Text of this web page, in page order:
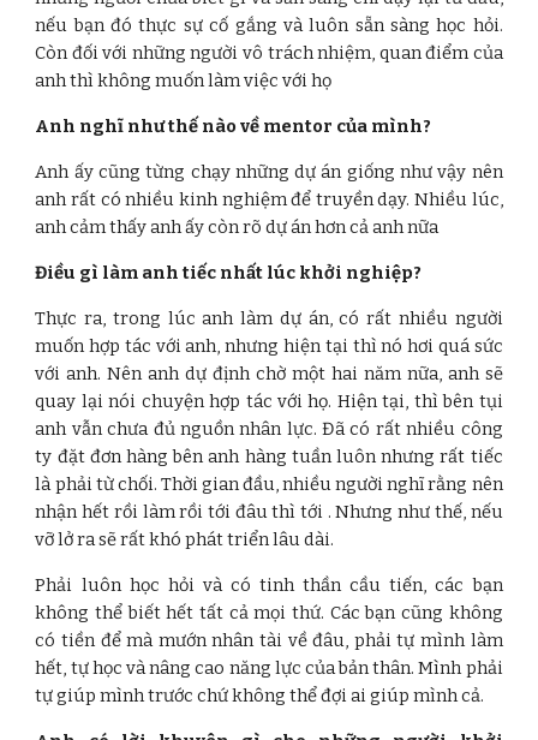
nếu bạn đó thực sự cố gắng và luôn sẵn sàng học hỏi.
Còn đối với những người vô trách nhiệm, quan điểm của
anh thì không muốn làm việc với họ
Anh nghĩ như thế nào về mentor của mình?
Anh ấy cũng từng chạy những dự án giống như vậy nên
anh rất có nhiều kinh nghiệm để truyền dạy. Nhiều lúc,
anh cảm thấy anh ấy còn rõ dự án hơn cả anh nữa
Điều gì làm anh tiếc nhất lúc khởi nghiệp?
Thực ra, trong lúc anh làm dự án, có rất nhiều người
muốn hợp tác với anh, nhưng hiện tại thì nó hơi quá sức
với anh. Nên anh dự định chờ một hai năm nữa, anh sẽ
quay lại nói chuyện hợp tác với họ. Hiện tại, thì bên tụi
anh vẫn chưa đủ nguồn nhân lực. Đã có rất nhiều công
ty đặt đơn hàng bên anh hàng tuần luôn nhưng rất tiếc
là phải từ chối. Thời gian đầu, nhiều người nghĩ rằng nên
nhận hết rồi làm rồi tới đâu thì tới . Nhưng như thế, nếu
vỡ lở ra sẽ rất khó phát triển lâu dài.
Phải luôn học hỏi và có tinh thần cầu tiến, các bạn
không thể biết hết tất cả mọi thứ. Các bạn cũng không
có tiền để mà mướn nhân tài về đâu, phải tự mình làm
hết, tự học và nâng cao năng lực của bản thân. Mình phải
tự giúp mình trước chứ không thể đợi ai giúp mình cả.